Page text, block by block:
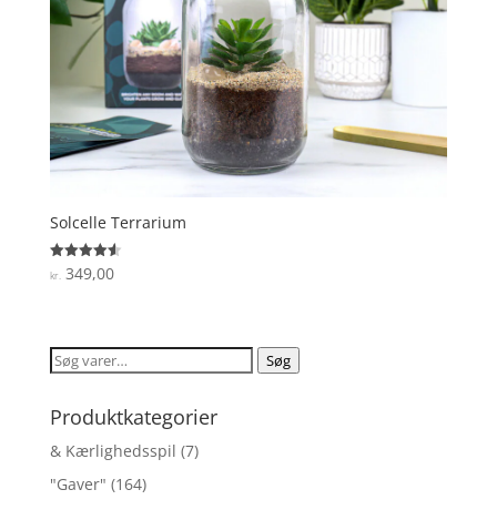
Solcelle Terrarium
Vurderet
4.6
kr. 349,00
Søg
Søg
Produktkategorier
& Kærlighedsspil (7)
"Gaver" (164)